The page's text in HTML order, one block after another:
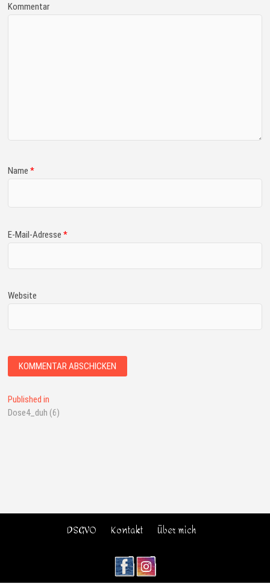
Kommentar
Name*
E-Mail-Adresse*
Website
Published in
Dose4_duh (6)
DSGVO Kontakt Über mich